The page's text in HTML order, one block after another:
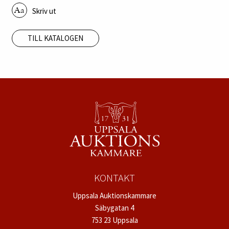
Skriv ut
TILL KATALOGEN
KONTAKT
Uppsala Auktionskammare
Säbygatan 4
753 23 Uppsala